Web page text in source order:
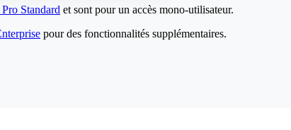
Standard et sont pour un accès mono-utilisateur.
pour des fonctionnalités supplémentaires.